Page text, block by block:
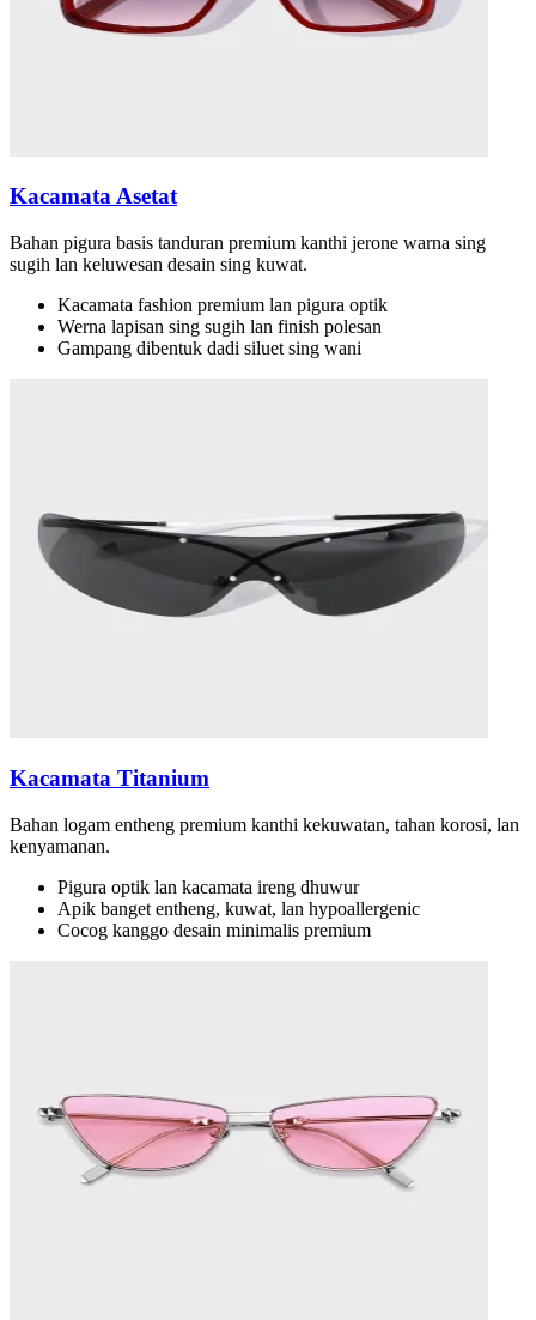
Kacamata Asetat
Bahan pigura basis tanduran premium kanthi jerone warna sing
sugih lan keluwesan desain sing kuwat.
Kacamata fashion premium lan pigura optik
Werna lapisan sing sugih lan finish polesan
Gampang dibentuk dadi siluet sing wani
Kacamata Titanium
Bahan logam entheng premium kanthi kekuwatan, tahan korosi, lan
kenyamanan.
Pigura optik lan kacamata ireng dhuwur
Apik banget entheng, kuwat, lan hypoallergenic
Cocog kanggo desain minimalis premium